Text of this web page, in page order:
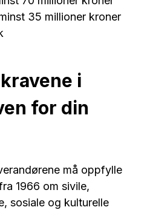
35 millioner kroner
i
for din
må oppfylle
1966 om sivile,
sosiale og kulturelle